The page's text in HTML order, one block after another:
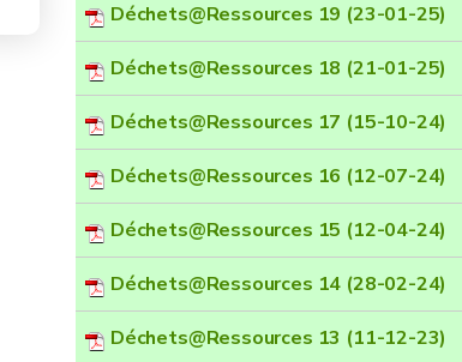
Déchets@Ressources 19 (23-01-25)
Déchets@Ressources 18 (21-01-25)
Déchets@Ressources 17 (15-10-24)
Déchets@Ressources 16 (12-07-24)
Déchets@Ressources 15 (12-04-24)
Déchets@Ressources 14 (28-02-24)
Déchets@Ressources 13 (11-12-23)